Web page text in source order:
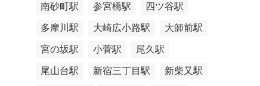
南砂町駅 参宮橋駅 四ツ谷駅
多摩川駅 大崎広小路駅 大師前駅
宮の坂駅 小菅駅 尾久駅
尾山台駅 新宿三丁目駅 新柴又駅